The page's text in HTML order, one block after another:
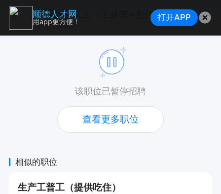
滑轨包装工（工龄奖+包住或房补+餐补）
该职位已暂停招聘
查看更多职位
相似的职位
生产工普工（提供吃住）
顺德人才网
用app更方便！ 打开APP